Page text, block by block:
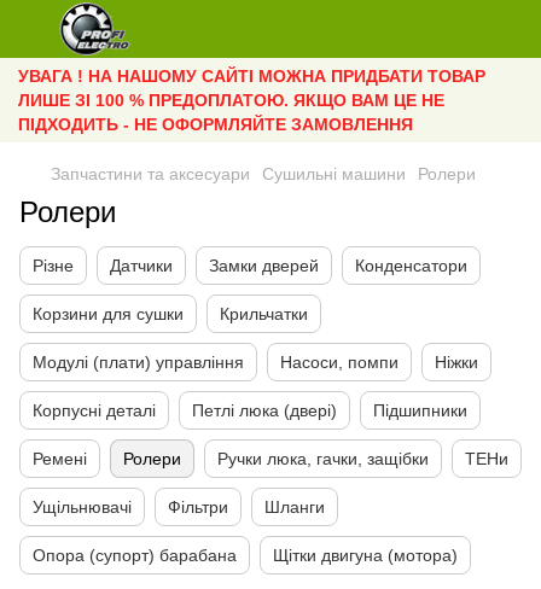
УВАГА ! НА НАШОМУ САЙТІ МОЖНА ПРИДБАТИ ТОВАР
ЛИШЕ ЗІ 100 % ПРЕДОПЛАТОЮ. ЯКЩО ВАМ ЦЕ НЕ
ПІДХОДИТЬ - НЕ ОФОРМЛЯЙТЕ ЗАМОВЛЕННЯ
Запчастини та аксесуари Сушильні машини Ролери
Ролери
Різне Датчики Замки дверей Конденсатори
Корзини для сушки Крильчатки
Модулі (плати) управління Насоси, помпи Ніжки
Корпусні деталі Петлі люка (двері) Підшипники
Ремені Ролери Ручки люка, гачки, защібки ТЕНи
Ущільнювачі Фільтри Шланги
Опора (супорт) барабана Щітки двигуна (мотора)